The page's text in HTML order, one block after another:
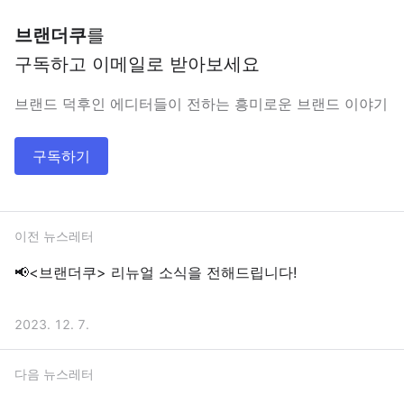
브랜더쿠를
구독하고 이메일로 받아보세요
브랜드 덕후인 에디터들이 전하는 흥미로운 브랜드 이야기
구독하기
이전 뉴스레터
📢<브랜더쿠> 리뉴얼 소식을 전해드립니다!
2023. 12. 7.
다음 뉴스레터